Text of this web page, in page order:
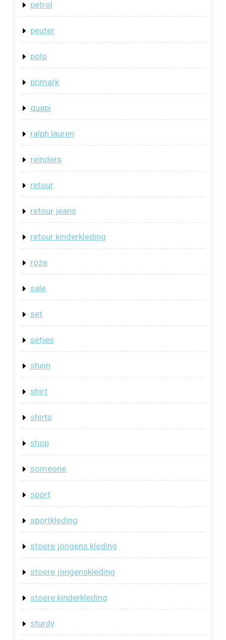
petrol
peuter
polo
primark
quapi
ralph lauren
reinders
retour
retour jeans
retour kinderkleding
roze
sale
set
setjes
shein
shirt
shirts
shop
someone
sport
sportkleding
stoere jongens kleding
stoere jongenskleding
stoere kinderkleding
sturdy